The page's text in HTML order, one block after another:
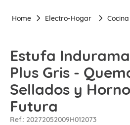
Electro-Hogar Cocina
Estufa
Plus Gris -
Sellados y
Futura
Ref.: 20272052009H012073